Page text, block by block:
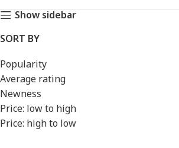
Show sidebar
SORT BY
Popularity
Average rating
Newness
Price: low to high
Price: high to low